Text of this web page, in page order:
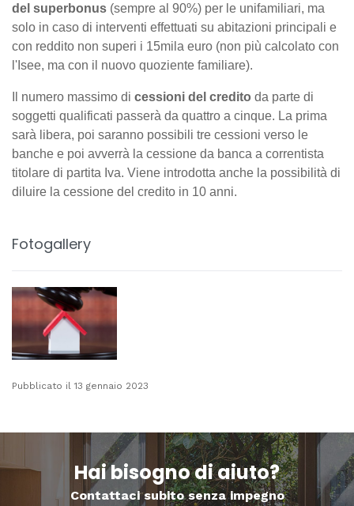
del superbonus (sempre al 90%) per le unifamiliari, ma
solo in caso di interventi effettuati su abitazioni principali e
con reddito non superi i 15mila euro (non più calcolato con
l'Isee, ma con il nuovo quoziente familiare).
Il numero massimo di cessioni del credito da parte di
soggetti qualificati passerà da quattro a cinque. La prima
sarà libera, poi saranno possibili tre cessioni verso le
banche e poi avverrà la cessione da banca a correntista
titolare di partita Iva. Viene introdotta anche la possibilità di
diluire la cessione del credito in 10 anni.
Fotogallery
Pubblicato il 13 gennaio 2023
Hai bisogno di aiuto?
Contattaci subito senza impegno